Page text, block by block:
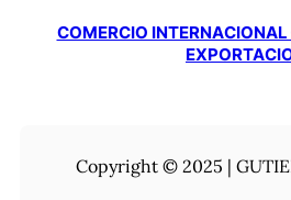
COMERCIO
Copyright © 2025 |